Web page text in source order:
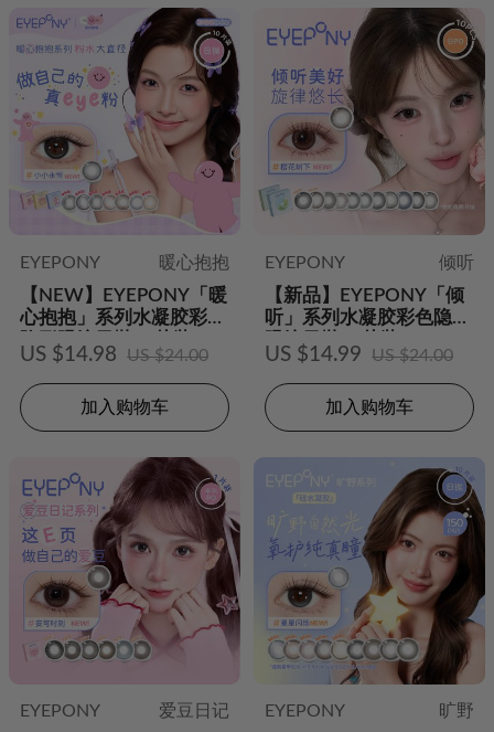
EYEPONY
暖心抱抱
【NEW】EYEPONY「暖
心抱抱」系列水凝胶彩色
隐形眼镜日抛10片装
US $14.98 US $24.00
加入购物车
EYEPONY
倾听
【新品】EYEPONY「倾
听」系列水凝胶彩色隐形
眼镜日抛10片装
US $14.99 US $24.00
加入购物车
EYEPONY
爱豆日记
EYEPONY
旷野